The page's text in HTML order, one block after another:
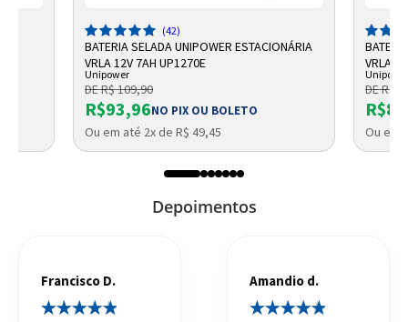
(42)
BATERIA SELADA UNIPOWER ESTACIONÁRIA
VRLA 12V 7AH UP1270E
Unipower
DE R$ 109,90
R$93,96NO PIX OU BOLETO
Ou em até 2x de R$ 49,45
VRLA
DE R$
Ou em
Depoimentos
Francisco D. Amandio d.